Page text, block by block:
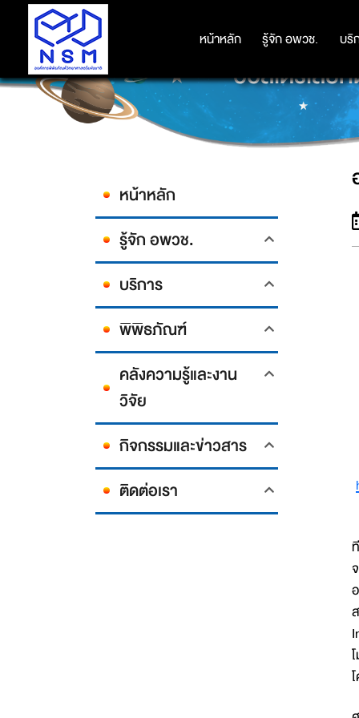
หน้าหลัก รู้จัก อพวช. บริ
หน้าหลัก รู้จัก อพวช. บริ
ออสเตรเลีย
หน้าหลัก
รู้จัก อพวช.
บริการ
พิพิธภัณฑ์
คลังความรู้และงาน
วิจัย
กิจกรรมและข่าวสาร
ติดต่อเรา